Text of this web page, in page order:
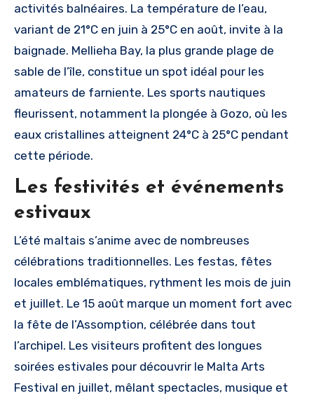
activités balnéaires. La température de l’eau,
variant de 21°C en juin à 25°C en août, invite à la
baignade. Mellieha Bay, la plus grande plage de
sable de l’île, constitue un spot idéal pour les
amateurs de farniente. Les sports nautiques
fleurissent, notamment la plongée à Gozo, où les
eaux cristallines atteignent 24°C à 25°C pendant
cette période.
Les festivités et événements
estivaux
L’été maltais s’anime avec de nombreuses
célébrations traditionnelles. Les festas, fêtes
locales emblématiques, rythment les mois de juin
et juillet. Le 15 août marque un moment fort avec
la fête de l’Assomption, célébrée dans tout
l’archipel. Les visiteurs profitent des longues
soirées estivales pour découvrir le Malta Arts
Festival en juillet, mêlant spectacles, musique et